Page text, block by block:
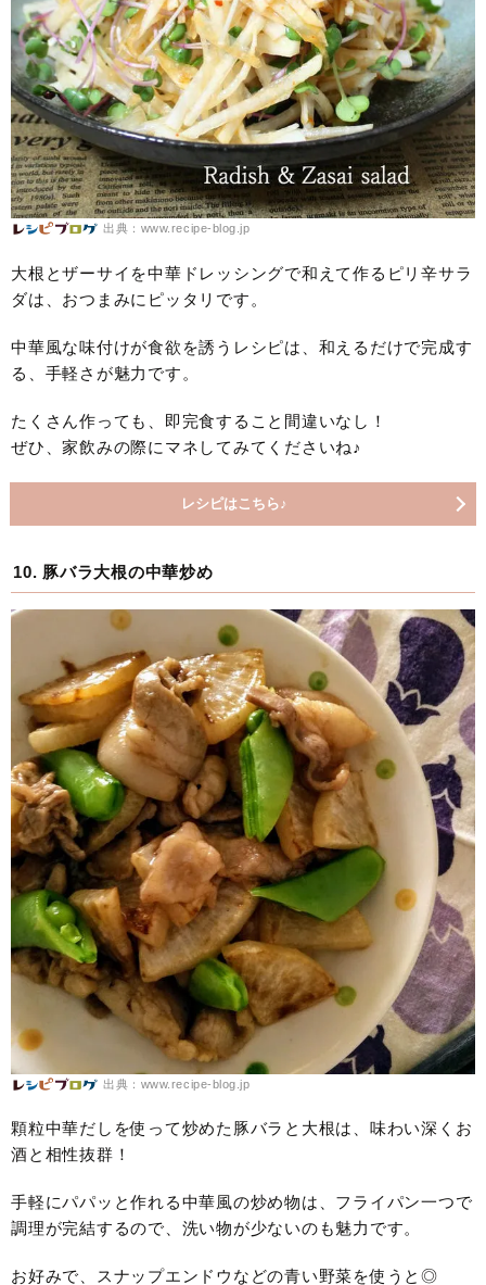
出典：www.recipe-blog.jp
大根とザーサイを中華ドレッシングで和えて作るピリ辛サラ
ダは、おつまみにピッタリです。
中華風な味付けが食欲を誘うレシピは、和えるだけで完成す
る、手軽さが魅力です。
たくさん作っても、即完食すること間違いなし！
ぜひ、家飲みの際にマネしてみてくださいね♪
レシピはこちら♪
10. 豚バラ大根の中華炒め
出典：www.recipe-blog.jp
顆粒中華だしを使って炒めた豚バラと大根は、味わい深くお
酒と相性抜群！
手軽にパパッと作れる中華風の炒め物は、フライパン一つで
調理が完結するので、洗い物が少ないのも魅力です。
お好みで、スナップエンドウなどの青い野菜を使うと◎